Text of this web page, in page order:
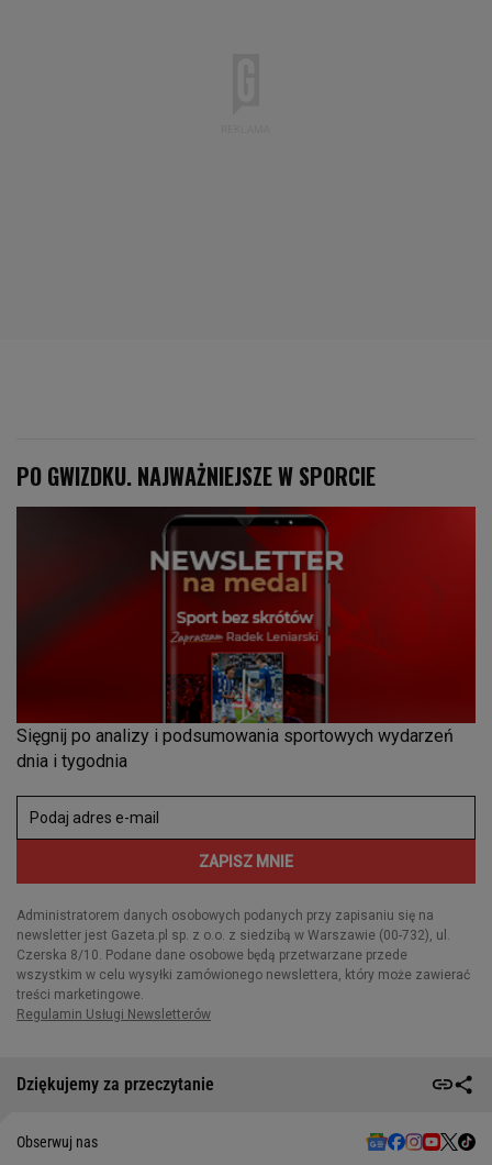
Dziękujemy za przeczytanie
Obserwuj nas